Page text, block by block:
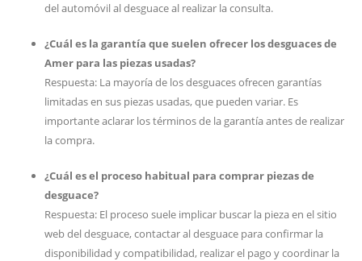
del automóvil al desguace al realizar la consulta.
¿Cuál es la garantía que suelen ofrecer los desguaces de
Amer para las piezas usadas?
Respuesta: La mayoría de los desguaces ofrecen garantías
limitadas en sus piezas usadas, que pueden variar. Es
importante aclarar los términos de la garantía antes de realizar
la compra.
¿Cuál es el proceso habitual para comprar piezas de
desguace?
Respuesta: El proceso suele implicar buscar la pieza en el sitio
web del desguace, contactar al desguace para confirmar la
disponibilidad y compatibilidad, realizar el pago y coordinar la